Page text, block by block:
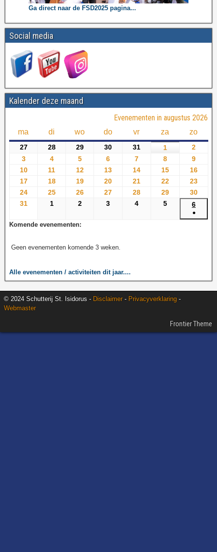
Ga direct naar de FSD2025 pagina...
Social media
Kalender deze maand
Evenementen in augustus 2026
ma di wo do vr za zo
27 28 29 30 31 1
2
3
4 5 6 7 8
9
10
11 12 13 14 15
16
17
18 19 20 21 22
23
24
25 26 27 28 29
30
31
1 2 3 4 5 6
●
Komende evenementen:
Geen evenementen komende 3 weken.
Alle evenementen / activiteiten dit jaar....
© 2024 Schutterij St. Isidorus - Disclaimer - Privacyverklaring -
Webmaster
Frontier Theme